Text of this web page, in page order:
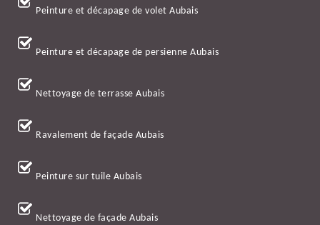
Peinture et décapage de volet Aubais
Peinture et décapage de persienne Aubais
Nettoyage de terrasse Aubais
Ravalement de façade Aubais
Peinture sur tuile Aubais
Nettoyage de façade Aubais